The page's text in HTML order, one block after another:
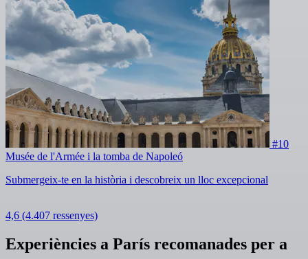
#10
Musée de l'Armée i la tomba de Napoleó
Submergeix-te en la història i descobreix un lloc excepcional
4,6 (4.407 ressenyes)
Experiències a París recomanades per a